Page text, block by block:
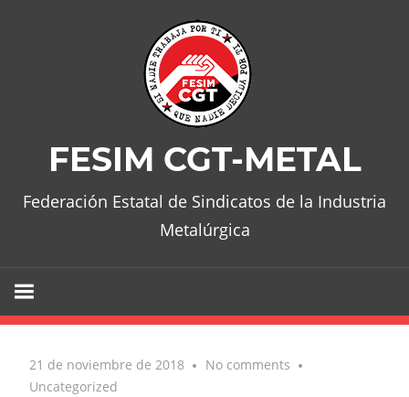
FESIM CGT-METAL
Federación Estatal de Sindicatos de la Industria
Metalúrgica
21 de noviembre de 2018
No comments
Uncategorized